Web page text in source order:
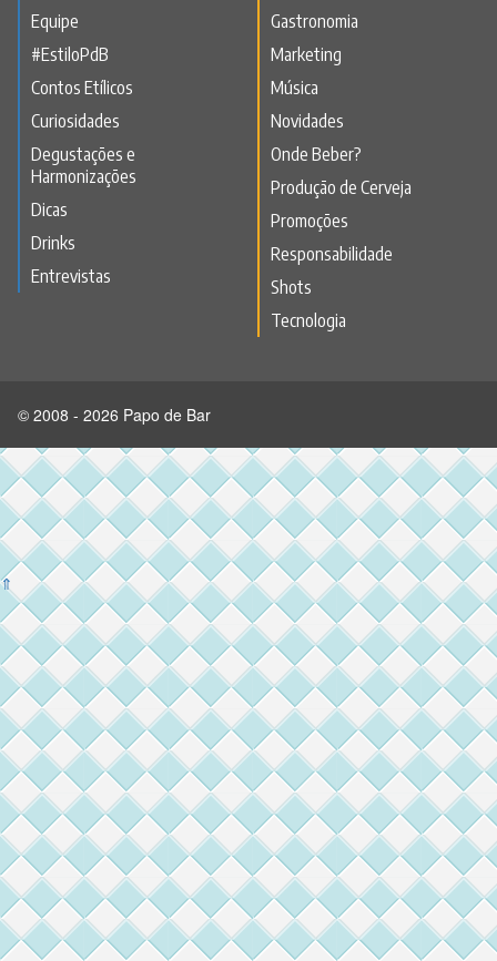
Equipe
#EstiloPdB
Contos Etílicos
Curiosidades
Degustações e
Harmonizações
Dicas
Drinks
Entrevistas
Gastronomia
Marketing
Música
Novidades
Onde Beber?
Produção de Cerveja
Promoções
Responsabilidade
Shots
Tecnologia
© 2008 - 2026 Papo de Bar
⇑